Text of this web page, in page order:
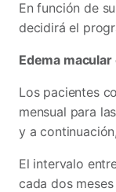
En función de
decidirá el
Edema
Los pacientes
mensual para
y a
El intervalo
cada dos